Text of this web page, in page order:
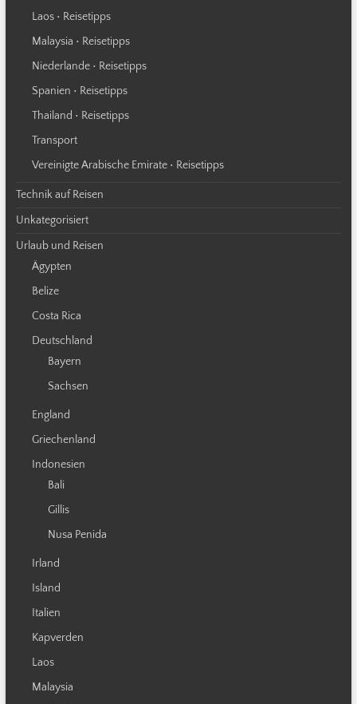
Laos • Reisetipps
Malaysia • Reisetipps
Niederlande • Reisetipps
Spanien • Reisetipps
Thailand • Reisetipps
Transport
Vereinigte Arabische Emirate • Reisetipps
Technik auf Reisen
Unkategorisiert
Urlaub und Reisen
Ägypten
Belize
Costa Rica
Deutschland
Bayern
Sachsen
England
Griechenland
Indonesien
Bali
Gillis
Nusa Penida
Irland
Island
Italien
Kapverden
Laos
Malaysia